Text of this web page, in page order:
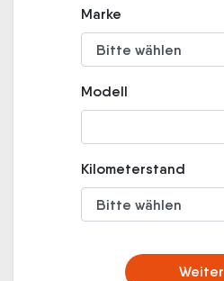
Marke
Modell
Kilometerstand
Weiter